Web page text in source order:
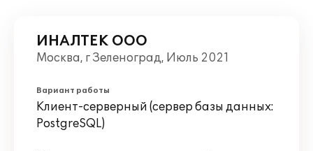
ИНАЛТЕК ООО
Москва, г Зеленоград, Июль 2021
Вариант работы
Клиент-серверный (сервер базы данных:
PostgreSQL)